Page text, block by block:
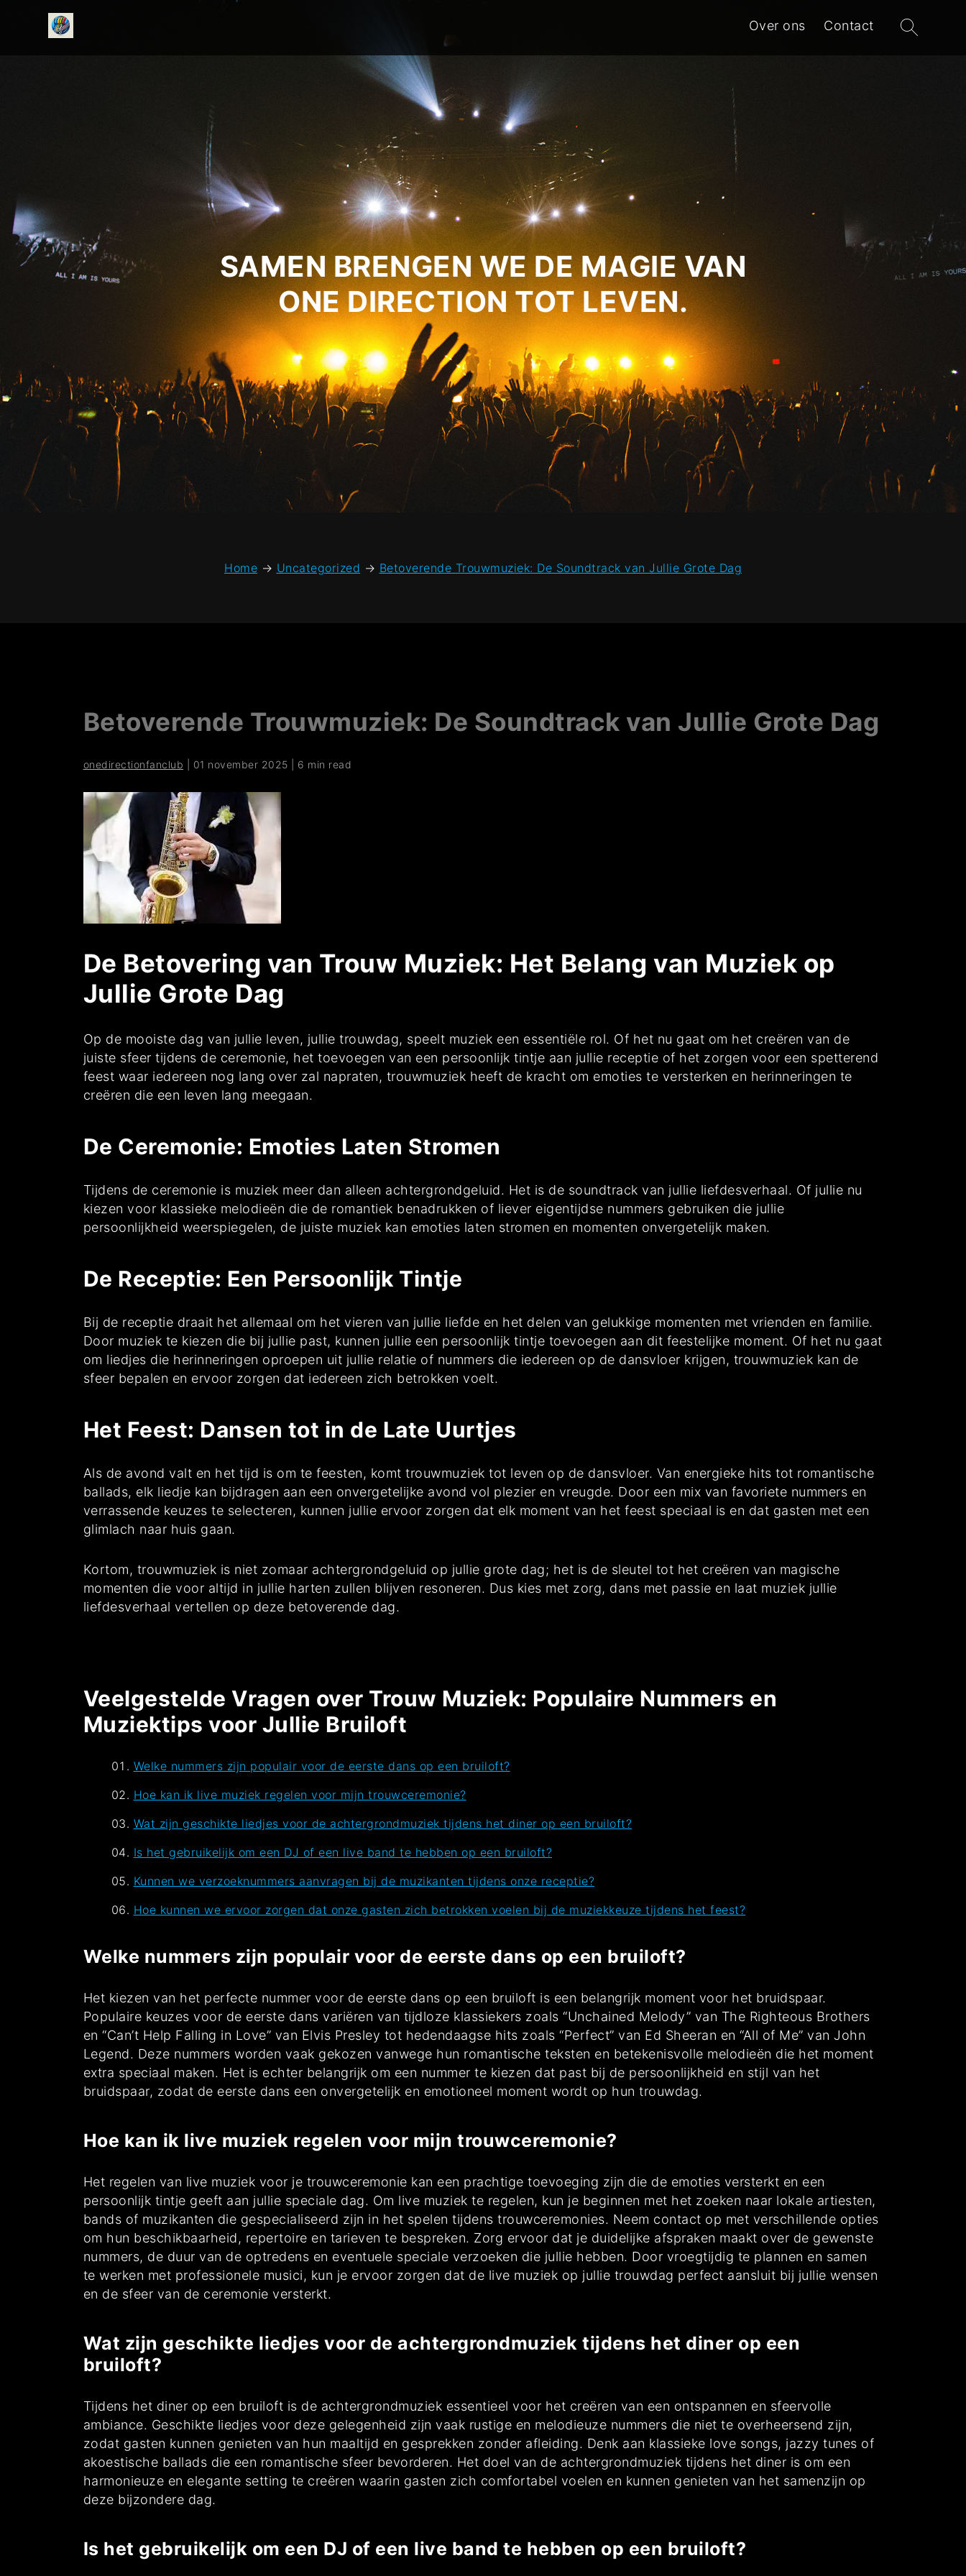
onedirectionfanclub.nl Over ons Contact
Zoeken
naar:
SAMEN BRENGEN WE DE MAGIE VAN
ONE DIRECTION TOT LEVEN.
Home → Uncategorized → Betoverende Trouwmuziek: De Soundtrack van Jullie Grote Dag
Betoverende Trouwmuziek: De Soundtrack van Jullie Grote Dag
onedirectionfanclub 01 november 2025 6 min read
De Betovering van Trouw Muziek: Het Belang van Muziek op
Jullie Grote Dag
Op de mooiste dag van jullie leven, jullie trouwdag, speelt muziek een essentiële rol. Of het nu gaat om het creëren van de
juiste sfeer tijdens de ceremonie, het toevoegen van een persoonlijk tintje aan jullie receptie of het zorgen voor een spetterend
feest waar iedereen nog lang over zal napraten, trouwmuziek heeft de kracht om emoties te versterken en herinneringen te
creëren die een leven lang meegaan.
De Ceremonie: Emoties Laten Stromen
Tijdens de ceremonie is muziek meer dan alleen achtergrondgeluid. Het is de soundtrack van jullie liefdesverhaal. Of jullie nu
kiezen voor klassieke melodieën die de romantiek benadrukken of liever eigentijdse nummers gebruiken die jullie
persoonlijkheid weerspiegelen, de juiste muziek kan emoties laten stromen en momenten onvergetelijk maken.
De Receptie: Een Persoonlijk Tintje
Bij de receptie draait het allemaal om het vieren van jullie liefde en het delen van gelukkige momenten met vrienden en familie.
Door muziek te kiezen die bij jullie past, kunnen jullie een persoonlijk tintje toevoegen aan dit feestelijke moment. Of het nu gaat
om liedjes die herinneringen oproepen uit jullie relatie of nummers die iedereen op de dansvloer krijgen, trouwmuziek kan de
sfeer bepalen en ervoor zorgen dat iedereen zich betrokken voelt.
Het Feest: Dansen tot in de Late Uurtjes
Als de avond valt en het tijd is om te feesten, komt trouwmuziek tot leven op de dansvloer. Van energieke hits tot romantische
ballads, elk liedje kan bijdragen aan een onvergetelijke avond vol plezier en vreugde. Door een mix van favoriete nummers en
verrassende keuzes te selecteren, kunnen jullie ervoor zorgen dat elk moment van het feest speciaal is en dat gasten met een
glimlach naar huis gaan.
Kortom, trouwmuziek is niet zomaar achtergrondgeluid op jullie grote dag; het is de sleutel tot het creëren van magische
momenten die voor altijd in jullie harten zullen blijven resoneren. Dus kies met zorg, dans met passie en laat muziek jullie
liefdesverhaal vertellen op deze betoverende dag.
Veelgestelde Vragen over Trouw Muziek: Populaire Nummers en
Muziektips voor Jullie Bruiloft
Welke nummers zijn populair voor de eerste dans op een bruiloft?
Hoe kan ik live muziek regelen voor mijn trouwceremonie?
Wat zijn geschikte liedjes voor de achtergrondmuziek tijdens het diner op een bruiloft?
Is het gebruikelijk om een DJ of een live band te hebben op een bruiloft?
Kunnen we verzoeknummers aanvragen bij de muzikanten tijdens onze receptie?
Hoe kunnen we ervoor zorgen dat onze gasten zich betrokken voelen bij de muziekkeuze tijdens het feest?
Welke nummers zijn populair voor de eerste dans op een bruiloft?
Het kiezen van het perfecte nummer voor de eerste dans op een bruiloft is een belangrijk moment voor het bruidspaar.
Populaire keuzes voor de eerste dans variëren van tijdloze klassiekers zoals “Unchained Melody” van The Righteous Brothers
en “Can’t Help Falling in Love” van Elvis Presley tot hedendaagse hits zoals “Perfect” van Ed Sheeran en “All of Me” van John
Legend. Deze nummers worden vaak gekozen vanwege hun romantische teksten en betekenisvolle melodieën die het moment
extra speciaal maken. Het is echter belangrijk om een nummer te kiezen dat past bij de persoonlijkheid en stijl van het
bruidspaar, zodat de eerste dans een onvergetelijk en emotioneel moment wordt op hun trouwdag.
Hoe kan ik live muziek regelen voor mijn trouwceremonie?
Het regelen van live muziek voor je trouwceremonie kan een prachtige toevoeging zijn die de emoties versterkt en een
persoonlijk tintje geeft aan jullie speciale dag. Om live muziek te regelen, kun je beginnen met het zoeken naar lokale artiesten,
bands of muzikanten die gespecialiseerd zijn in het spelen tijdens trouwceremonies. Neem contact op met verschillende opties
om hun beschikbaarheid, repertoire en tarieven te bespreken. Zorg ervoor dat je duidelijke afspraken maakt over de gewenste
nummers, de duur van de optredens en eventuele speciale verzoeken die jullie hebben. Door vroegtijdig te plannen en samen
te werken met professionele musici, kun je ervoor zorgen dat de live muziek op jullie trouwdag perfect aansluit bij jullie wensen
en de sfeer van de ceremonie versterkt.
Wat zijn geschikte liedjes voor de achtergrondmuziek tijdens het diner op een
bruiloft?
Tijdens het diner op een bruiloft is de achtergrondmuziek essentieel voor het creëren van een ontspannen en sfeervolle
ambiance. Geschikte liedjes voor deze gelegenheid zijn vaak rustige en melodieuze nummers die niet te overheersend zijn,
zodat gasten kunnen genieten van hun maaltijd en gesprekken zonder afleiding. Denk aan klassieke love songs, jazzy tunes of
akoestische ballads die een romantische sfeer bevorderen. Het doel van de achtergrondmuziek tijdens het diner is om een
harmonieuze en elegante setting te creëren waarin gasten zich comfortabel voelen en kunnen genieten van het samenzijn op
deze bijzondere dag.
Is het gebruikelijk om een DJ of een live band te hebben op een bruiloft?